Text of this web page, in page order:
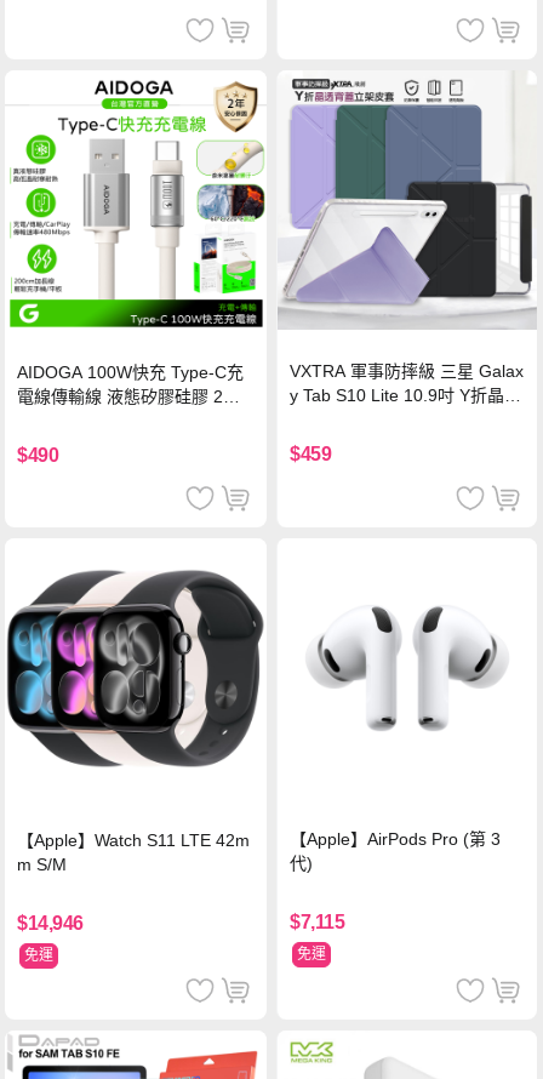
AIDOGA 100W快充 Type-C充
電線傳輸線 液態矽膠硅膠 2M
$490
VXTRA 軍事防摔級 三星 Galax
y Tab S10 Lite 10.9吋 Y折晶透
$459
【Apple】Watch S11 LTE 42m
m S/M
$14,946
免運
【Apple】AirPods Pro (第 3
代)
$7,115
免運